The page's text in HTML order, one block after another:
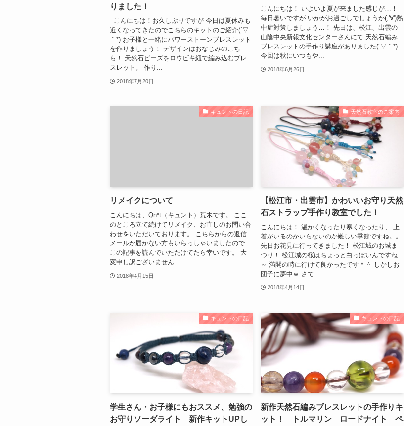
りました！
こんにちは！お久しぶりですが 今日は夏休みも
近くなってきたのでこちらのキットのご紹介(´▽
｀*) お子様と一緒にパワーストーンブレスレット
を作りましょう！ デザインはおなじみのこち
ら！ 天然石ビーズをロウビキ紐で編み込むブレ
スレット。 作り...
2018年7月20日
こんにちは！ いよいよ夏が来ました感じが…！
毎日暑いですが いかがお過ごしでしょうか(;'∀')熱
中症対策しましょう…！ 先日は、松江、出雲の
山陰中央新報文化センターさんにて 天然石編み
ブレスレットの手作り講座がありました(´▽｀*)
今回は秋にいつもや...
2018年6月26日
キュントの日記
リメイクについて
こんにちは、Qn*t（キュント）荒木です。 ここ
のところ立て続けてリメイク、お直しのお問い合
わせをいただいております。 こちらからの返信
メールが届かない方もいらっしゃいましたので
この記事を読んでいただけてたら幸いです。 大
変申し訳ございません...
2018年4月15日
天然石教室のご案内
【松江市・出雲市】かわいいお守り天然
石ストラップ手作り教室でした！
こんにちは！ 温かくなったり寒くなったり、 上
着がいるのかいらないのか難しい季節ですね。。
先日お花見に行ってきました！ 松江城のお城ま
つり！ 松江城の桜はちょっと白っぽいんですね
～ 満開の時に行けて良かったです＾＾ しかしお
団子に夢中ｗ さて...
2018年4月14日
キュントの日記
学生さん・お子様にもおススメ、勉強の
お守りソーダライト 新作キットUPし
キュントの日記
新作天然石編みブレスレットの手作りキ
ット！ トルマリン ロードナイト ペ